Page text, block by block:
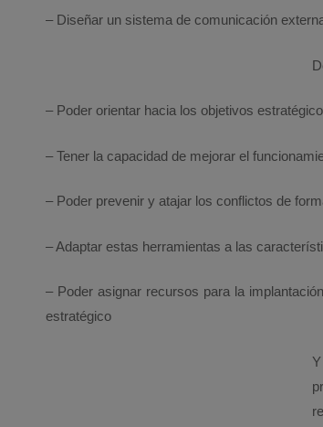
– Diseñar un sistema de comunicación
– Poder orientar hacia los objetivos
– Tener la capacidad de mejorar el
– Poder prevenir y atajar los conflictos de
– Adaptar estas herramientas a las
– Poder asignar recursos para la
estratégico